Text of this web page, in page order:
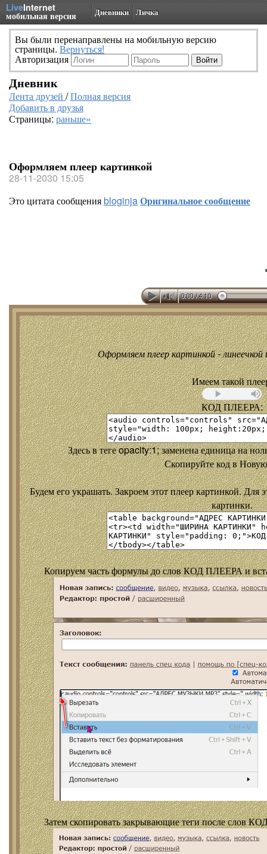
LiveInternet
мобильная версия Дневники Личка
Вы были перенаправлены на мобильную версию
страницы. Вернуться!
Авторизация
Дневник
Лента друзей /Полная версия
Добавить в друзья
Страницы: раньше»
Оформляем плеер картинкой
28-11-2030 15:05
Это цитата сообщенияbloginjaОригинальное сообщение
Оформляем плеер картинкой - линеечкой
Имеем такой
КОД ПЛЕЕРА:
Здесь в теге opacity:1; заменена единица на
Скопируйте код в
Будем его украшать. Закроем этот плеер картинкой. Для
картинки.
Копируем часть формулы до слов КОД ПЛЕЕРА и
Затем скопировать закрывающие теги после слов